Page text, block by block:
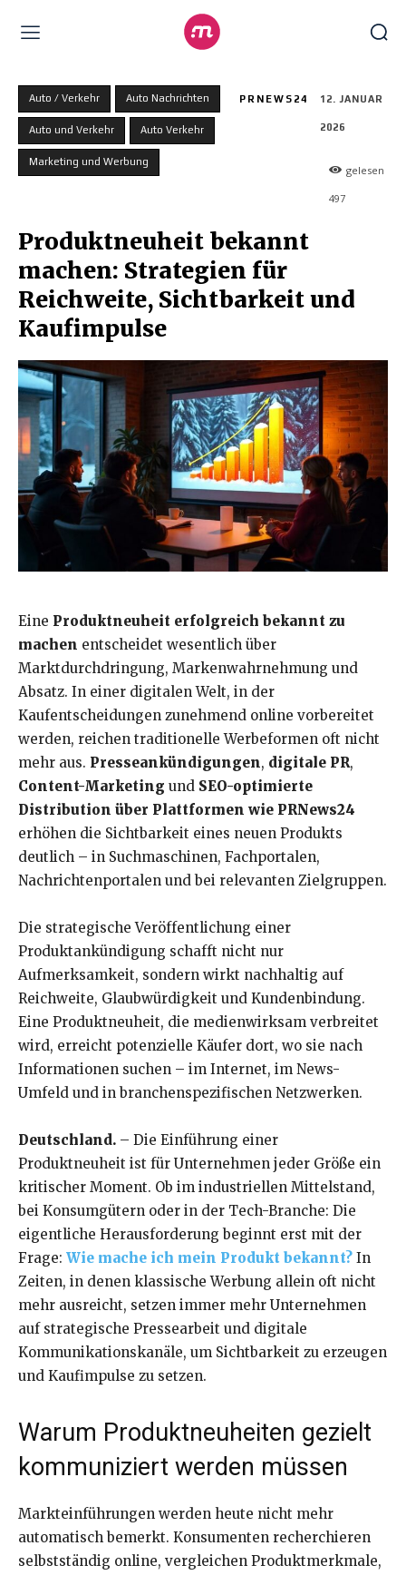
Auto / Verkehr Auto Nachrichten
Auto und Verkehr Auto Verkehr
Marketing und Werbung
PRNEWS24 12. JANUAR
2026
gelesen
497
Produktneuheit bekannt
machen: Strategien für
Reichweite, Sichtbarkeit und
Kaufimpulse
Eine Produktneuheit erfolgreich bekannt zu
machen entscheidet wesentlich über
Marktdurchdringung, Markenwahrnehmung und
Absatz. In einer digitalen Welt, in der
Kaufentscheidungen zunehmend online vorbereitet
werden, reichen traditionelle Werbeformen oft nicht
mehr aus. Presseankündigungen, digitale PR,
Content-Marketing und SEO-optimierte
Distribution über Plattformen wie PRNews24
erhöhen die Sichtbarkeit eines neuen Produkts
deutlich – in Suchmaschinen, Fachportalen,
Nachrichtenportalen und bei relevanten Zielgruppen.
Die strategische Veröffentlichung einer
Produktankündigung schafft nicht nur
Aufmerksamkeit, sondern wirkt nachhaltig auf
Reichweite, Glaubwürdigkeit und Kundenbindung.
Eine Produktneuheit, die medienwirksam verbreitet
wird, erreicht potenzielle Käufer dort, wo sie nach
Informationen suchen – im Internet, im News-
Umfeld und in branchenspezifischen Netzwerken.
Deutschland. – Die Einführung einer
Produktneuheit ist für Unternehmen jeder Größe ein
kritischer Moment. Ob im industriellen Mittelstand,
bei Konsumgütern oder in der Tech-Branche: Die
eigentliche Herausforderung beginnt erst mit der
Frage: Wie mache ich mein Produkt bekannt? In
Zeiten, in denen klassische Werbung allein oft nicht
mehr ausreicht, setzen immer mehr Unternehmen
auf strategische Pressearbeit und digitale
Kommunikationskanäle, um Sichtbarkeit zu erzeugen
und Kaufimpulse zu setzen.
Warum Produktneuheiten gezielt
kommuniziert werden müssen
Markteinführungen werden heute nicht mehr
automatisch bemerkt. Konsumenten recherchieren
selbstständig online, vergleichen Produktmerkmale,